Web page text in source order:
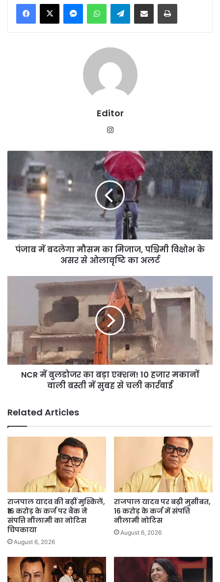
MessengerWhatsAppTelegramShare via Email Print
Editor
बदलेगा
का
मिजाज,
पश्चिमी
विक्षोभ
के
असरपंजाब में बदलेगा मौसम का मिजाज, पश्चिमी विक्षोभ के
असर से ओलावृष्टि का अलर्ट
एक्शन!
हजार
मकानों
से
चली
कार्रवाई
NCR में बुलडोजर का बड़ा एक्शन! 10 हजार मकानों
वाली बस्ती में सुबह से चली कार्रवाई
Related Articles
राजपाल यादव की बढ़ीं मुश्किलें,
₹16 करोड़ के कर्ज पर बैंक ने
संपत्ति नीलामी का नोटिस
चिपकाया
August 6, 2026
राजपाल यादव पर बढ़ी मुसीबत,
16 करोड़ के कर्ज में संपत्ति
नीलामी नोटिस
August 6, 2026